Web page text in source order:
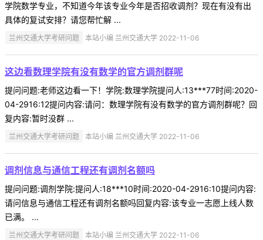
学院数学专业，不知道今年该专业今年是否招收调剂？现在有没有出
具体的复试安排？请您帮忙解 ...
兰州交通大学考研问题 本站小编 兰州交通大学 2022-11-06
这边看数理学院有没有数学的官方调剂群呢
提问问题:老师这边看一下！学院:数理学院提问人:13***77时间:2020-
04-2916:12提问内容:请问：数理学院有没有数学的官方调剂群呢？回
复内容:暂时没群 ...
兰州交通大学考研问题 本站小编 兰州交通大学 2022-11-06
调剂信息与通信工程还有调剂名额吗
提问问题:调剂学院:提问人:18***10时间:2020-04-2916:10提问内容:
请问信息与通信工程还有调剂名额吗回复内容:该专业一志愿上线人数
已满。 ...
兰州交通大学考研问题 本站小编 兰州交通大学 2022-11-06